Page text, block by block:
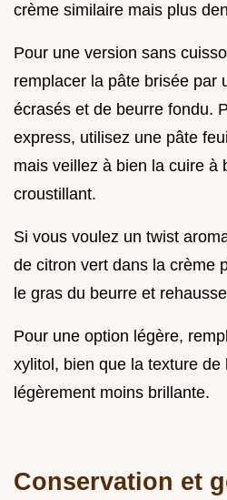
crème similaire mais plus
Pour une version sans
remplacer la pâte brisée par
écrasés et de beurre fondu.
express, utilisez une pâte
mais veillez à bien la cuire à
croustillant.
Si vous voulez un twist
de citron vert dans la crème
le gras du beurre et
Pour une option légère,
xylitol, bien que la texture
légèrement moins brillante.
Conservation et